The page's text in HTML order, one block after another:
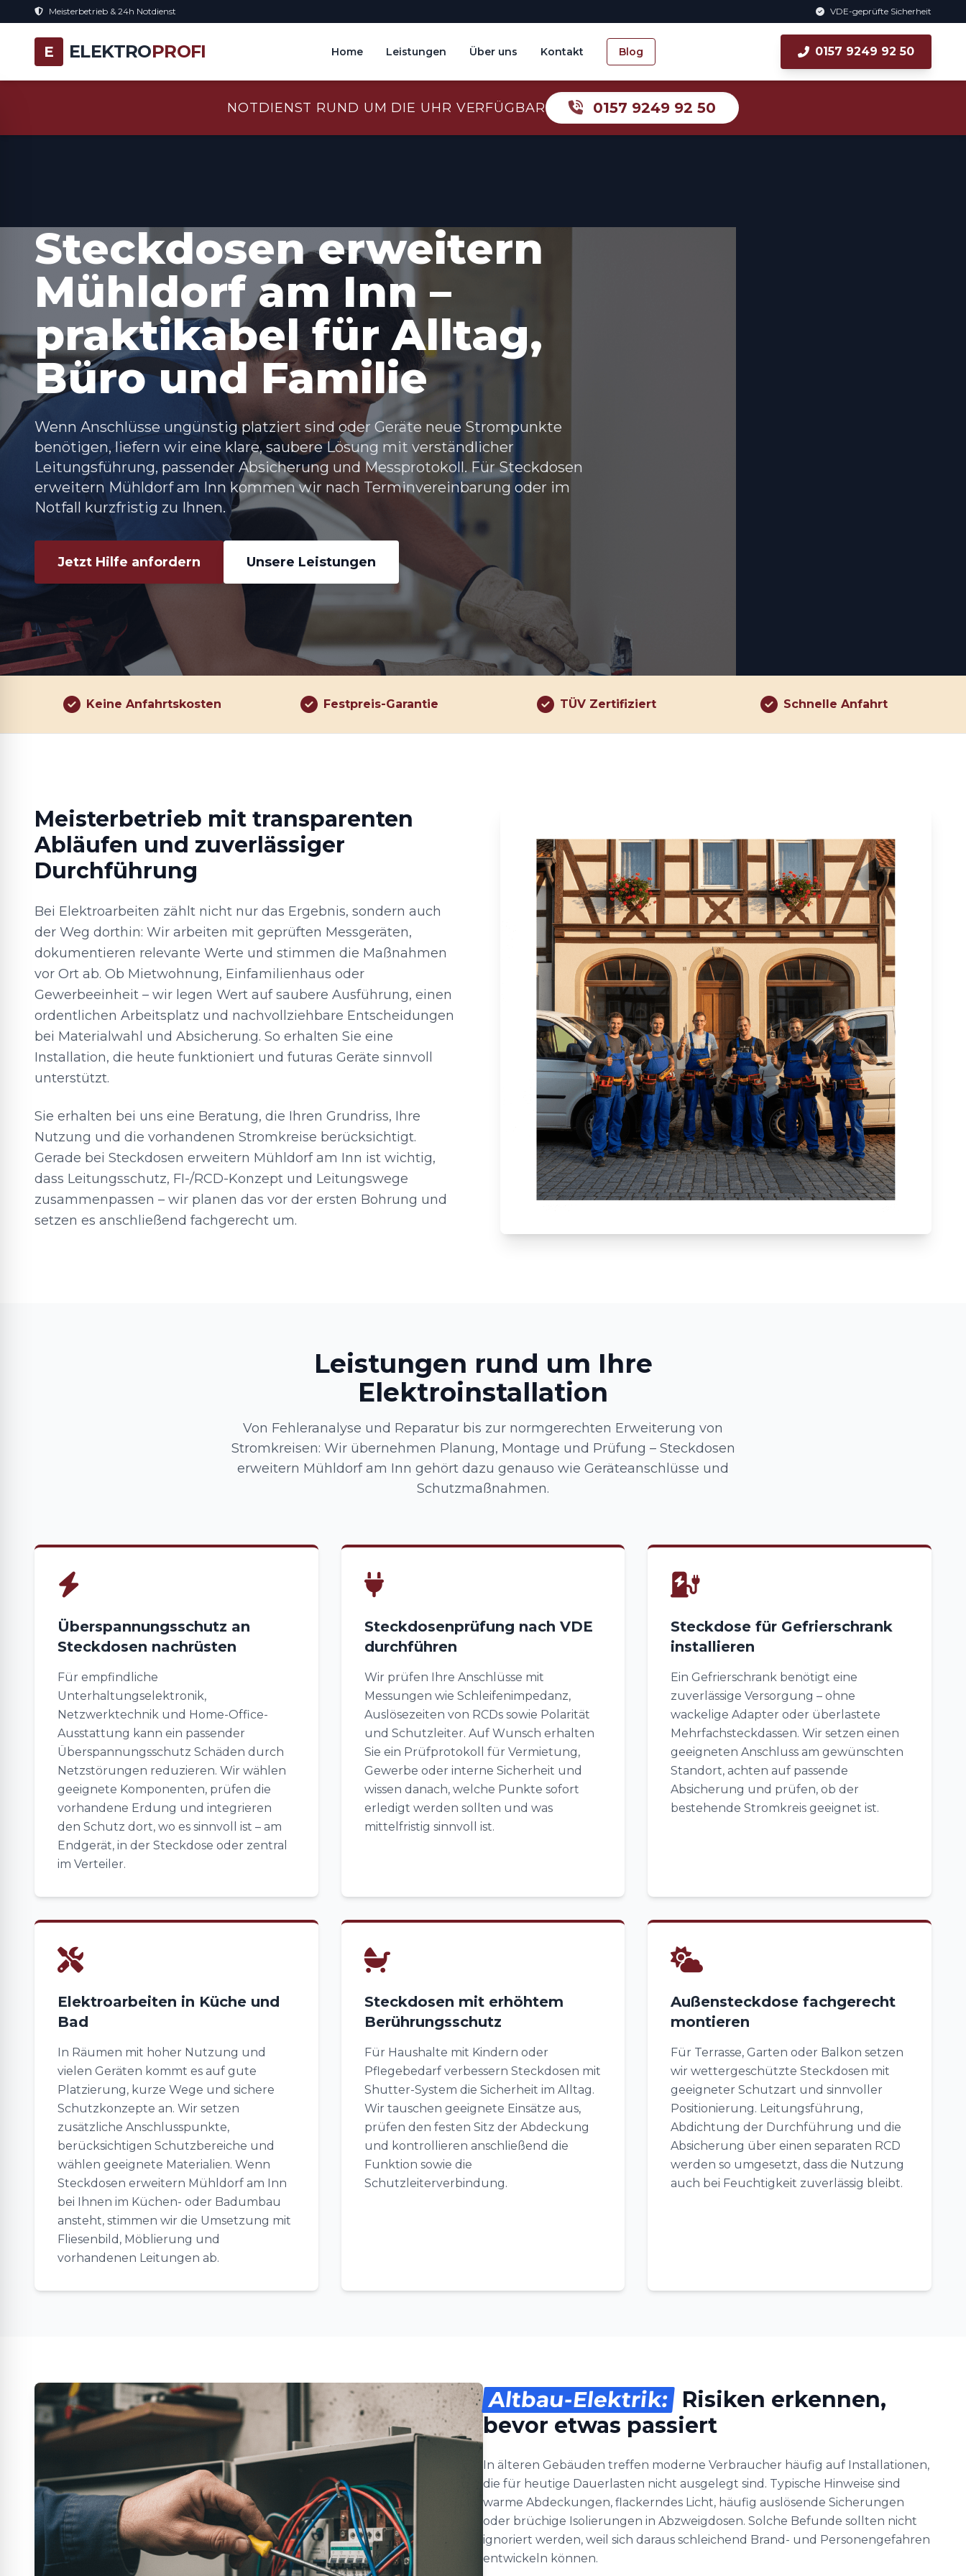
Meisterbetrieb & 24h Notdienst VDE-geprüfte Sicherheit
E ELEKTROPROFI Home Leistungen Über uns Kontakt Blog 0157 9249 92 50
NOTDIENST RUND UM DIE UHR VERFÜGBAR 0157 9249 92 50
Steckdosen erweitern
Mühldorf am Inn –
praktikabel für Alltag,
Büro und Familie
Wenn Anschlüsse ungünstig platziert sind oder Geräte neue Strompunkte
benötigen, liefern wir eine klare, saubere Lösung mit verständlicher
Leitungsführung, passender Absicherung und Messprotokoll. FürSteckdosen
erweitern Mühldorf am Inn kommen wir nach Terminvereinbarung oder im
Notfall kurzfristig zu Ihnen.
Jetzt Hilfe anfordern Unsere Leistungen
Keine Anfahrtskosten Festpreis-Garantie TÜV Zertifiziert Schnelle Anfahrt
Meisterbetrieb mit transparenten
Abläufen und zuverlässiger
Durchführung
Bei Elektroarbeiten zählt nicht nur das Ergebnis, sondern auch
der Weg dorthin: Wir arbeiten mit geprüften Messgeräten,
dokumentieren relevante Werte und stimmen die Maßnahmen
vor Ort ab. Ob Mietwohnung, Einfamilienhaus oder
Gewerbeeinheit – wir legen Wert auf saubere Ausführung, einen
ordentlichen Arbeitsplatz und nachvollziehbare Entscheidungen
bei Materialwahl und Absicherung. So erhalten Sie eine
Installation, die heute funktioniert und futuras Geräte sinnvoll
unterstützt.
Sie erhalten bei uns eine Beratung, die Ihren Grundriss, Ihre
Nutzung und die vorhandenen Stromkreise berücksichtigt.
Gerade bei Steckdosen erweitern Mühldorf am Inn ist wichtig,
dass Leitungsschutz, FI-/RCD-Konzept und Leitungswege
zusammenpassen – wir planen das vor der ersten Bohrung und
setzen es anschließend fachgerecht um.
Leistungen rund um Ihre
Elektroinstallation
Von Fehleranalyse und Reparatur bis zur normgerechten Erweiterung von
Stromkreisen: Wir übernehmen Planung, Montage und Prüfung – Steckdosen
erweitern Mühldorf am Inn gehört dazu genauso wie Geräteanschlüsse und
Schutzmaßnahmen.
Überspannungsschutz an
Steckdosen nachrüsten
Für empfindliche
Unterhaltungselektronik,
Netzwerktechnik und Home-Office-
Ausstattung kann ein passender
Überspannungsschutz Schäden durch
Netzstörungen reduzieren. Wir wählen
geeignete Komponenten, prüfen die
vorhandene Erdung und integrieren
den Schutz dort, wo es sinnvoll ist – am
Endgerät, in der Steckdose oder zentral
im Verteiler.
Steckdosenprüfung nach VDE
durchführen
Wir prüfen Ihre Anschlüsse mit
Messungen wie Schleifenimpedanz,
Auslösezeiten von RCDs sowie Polarität
und Schutzleiter. Auf Wunsch erhalten
Sie ein Prüfprotokoll für Vermietung,
Gewerbe oder interne Sicherheit und
wissen danach, welche Punkte sofort
erledigt werden sollten und was
mittelfristig sinnvoll ist.
Steckdose für Gefrierschrank
installieren
Ein Gefrierschrank benötigt eine
zuverlässige Versorgung – ohne
wackelige Adapter oder überlastete
Mehrfachsteckdassen. Wir setzen einen
geeigneten Anschluss am gewünschten
Standort, achten auf passende
Absicherung und prüfen, ob der
bestehende Stromkreis geeignet ist.
Elektroarbeiten in Küche und
Bad
In Räumen mit hoher Nutzung und
vielen Geräten kommt es auf gute
Platzierung, kurze Wege und sichere
Schutzkonzepte an. Wir setzen
zusätzliche Anschlusspunkte,
berücksichtigen Schutzbereiche und
wählen geeignete Materialien. Wenn
Steckdosen erweitern Mühldorf am Inn
bei Ihnen im Küchen- oder Badumbau
ansteht, stimmen wir die Umsetzung mit
Fliesenbild, Möblierung und
vorhandenen Leitungen ab.
Steckdosen mit erhöhtem
Berührungsschutz
Für Haushalte mit Kindern oder
Pflegebedarf verbessern Steckdosen mit
Shutter-System die Sicherheit im Alltag.
Wir tauschen geeignete Einsätze aus,
prüfen den festen Sitz der Abdeckung
und kontrollieren anschließend die
Funktion sowie die
Schutzleiterverbindung.
Außensteckdose fachgerecht
montieren
Für Terrasse, Garten oder Balkon setzen
wir wettergeschützte Steckdosen mit
geeigneter Schutzart und sinnvoller
Positionierung. Leitungsführung,
Abdichtung der Durchführung und die
Absicherung über einen separaten RCD
werden so umgesetzt, dass die Nutzung
auch bei Feuchtigkeit zuverlässig bleibt.
Altbau-Elektrik: Risiken erkennen,
bevor etwas passiert
In älteren Gebäuden treffen moderne Verbraucher häufig auf Installationen,
die für heutige Dauerlasten nicht ausgelegt sind. Typische Hinweise sind
warme Abdeckungen, flackerndes Licht, häufig auslösende Sicherungen
oder brüchige Isolierungen in Abzweigdosen. Solche Befunde sollten nicht
ignoriert werden, weil sich daraus schleichend Brand- und Personengefahren
entwickeln können.